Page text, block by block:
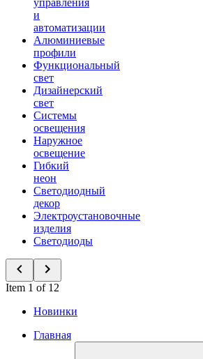
управления
и
автоматизации
Алюминиевые
профили
Функциональный
свет
Дизайнерский
свет
Системы
освещения
Наружное
освещение
Гибкий
неон
Светодиодный
декор
Электроустановочные
изделия
Светодиоды
Item 1 of 12
Новинки
Главная